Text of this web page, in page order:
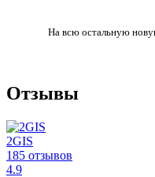
На всю остальную
Отзывы
2GIS
185 отзывов
4.9